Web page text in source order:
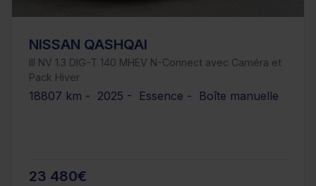
NISSAN QASHQAI
III NV 1.3 DIG-T 140 MHEV N-Connect avec Caméra et
Pack Hiver
18807 km - 2025 - Essence - Boîte manuelle
23 480€